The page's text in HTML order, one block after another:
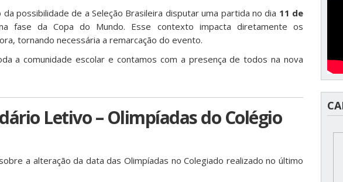
possibilidade de a Seleção Brasileira disputar uma partida no dia 11 de
fase da Copa do Mundo. Esse contexto impacta diretamente os
tornando necessária a remarcação do evento.
a comunidade escolar e contamos com a presença de todos na nova
Letivo – Olimpíadas do Colégio
a alteração da data das Olimpíadas no Colegiado realizado no último